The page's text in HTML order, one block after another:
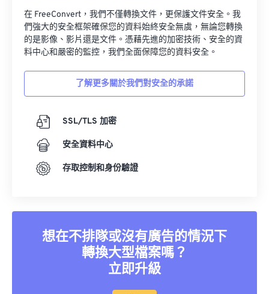
在 FreeConvert，我們不僅轉換文件，更保護文件安全。我
們強大的安全框架確保您的資料始終安全無虞，無論您轉換
的是影像、影片還是文件。憑藉先進的加密技術、安全的資
料中心和嚴密的監控，我們全面保障您的資料安全。
了解更多關於我們對安全的承諾
SSL/TLS 加密
安全資料中心
存取控制和身份驗證
想在不排隊或沒有廣告的情況下
轉換大型檔案嗎？
立即升級